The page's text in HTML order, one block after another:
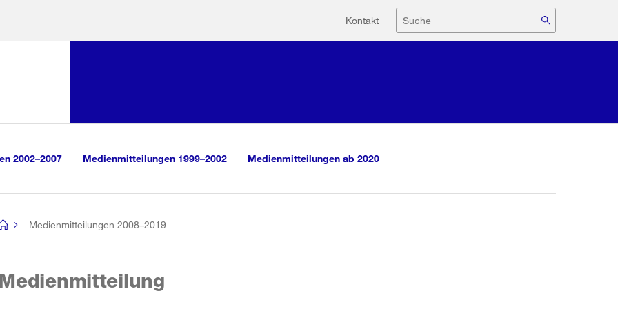
Hilfsnavigation
Kontakt Suche
2002–2007 Medienmitteilungen 1999–2002 Medienmitteilungen ab 2020
Medienmitteilungen 2008–2019